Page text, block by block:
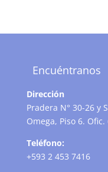
Encuéntranos
Dirección
Pradera N° 30-26 y
Omega, Piso 6.
Teléfono:
+593 2 453 7416